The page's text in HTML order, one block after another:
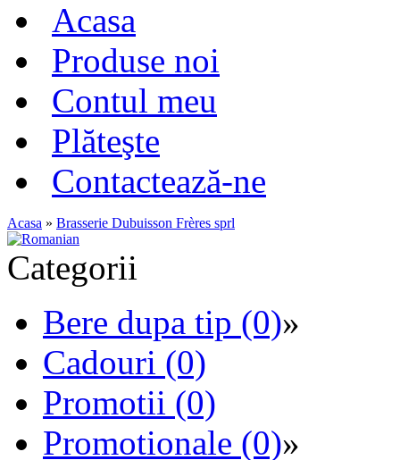
Acasa
Produse noi
Contul meu
Plăteşte
Contactează-ne
Acasa » Brasserie Dubuisson Frères sprl
Categorii
Bere dupa tip (0)»
Cadouri (0)
Promotii (0)
Promotionale (0)»